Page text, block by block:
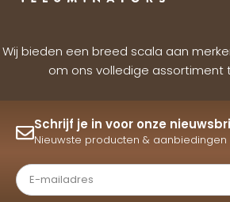
Wij bieden een breed scala aan
om ons volledige assortiment
Schrijf je in voor onze
Nieuwste producten & aanbiedingen